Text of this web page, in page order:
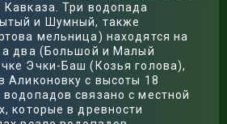
Кавказа. Три водопада
и Шумный, также
мельница) находятся на
а два (Большой и Малый
Эчки-Баш (Козья голова),
Аликоновку с высоты 18
связано с местной
которые в древности